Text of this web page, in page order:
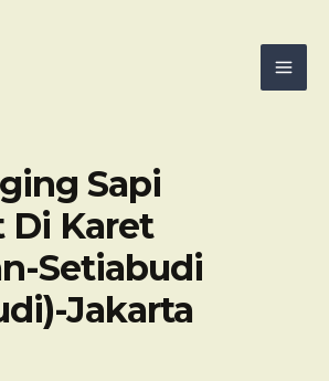
Sapi
Karet
Setiabudi
Jakarta